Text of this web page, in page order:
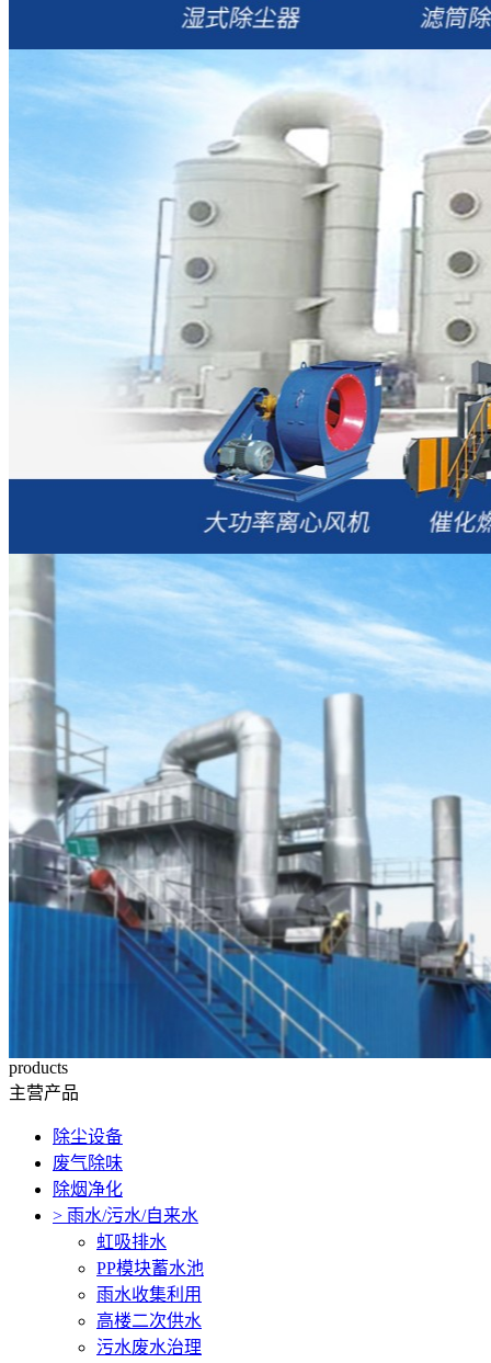
products
主营产品
除尘设备
废气除味
除烟净化
> 雨水/污水/自来水
虹吸排水
PP模块蓄水池
雨水收集利用
高楼二次供水
污水废水治理